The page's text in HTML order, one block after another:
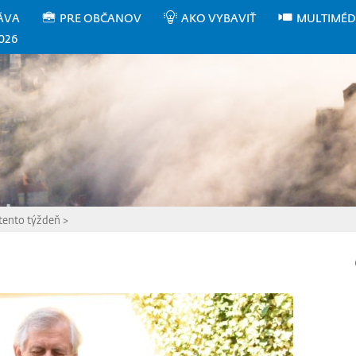
PRE OBČANOV AKO VYBAVIŤ
týždeň >